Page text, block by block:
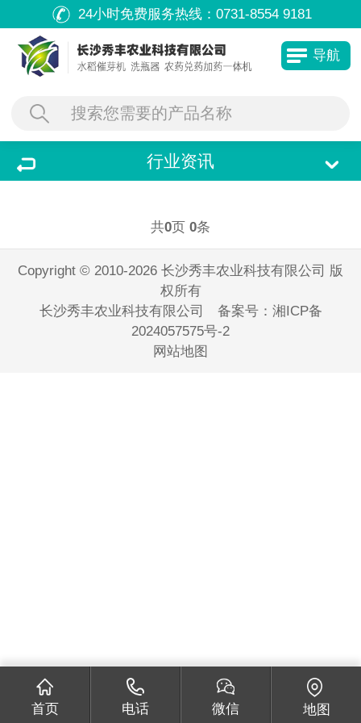
24小时免费服务热线： 0731-8554 9181
导航
行业资讯
共0页 0条
Copyright © 2010-2026 长沙秀丰农业科技有限公司 版
权所有
长沙秀丰农业科技有限公司 备案号： 湘ICP备
2024057575号-2
网站地图
首页 电话 微信 地图